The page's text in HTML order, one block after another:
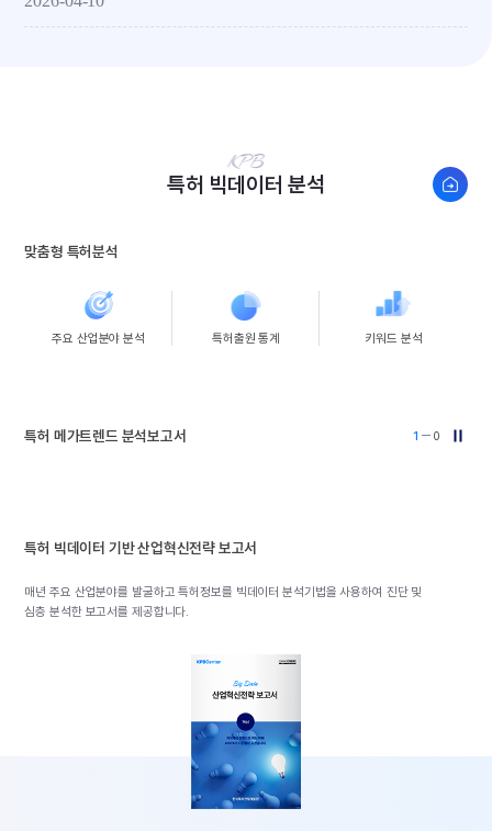
특허 빅데이터 분석 새창열
맞춤형 특허분석
주요 산업분야 분석 특허출원 통계 키워드 분석
특허 메가트렌드 분석보고서 1 0
특허 빅데이터 기반 산업혁신전략 보고서
매년 주요 산업분야를 발굴하고 특허정보를 빅데이터 분석기법을 사용하여 진단 및
심층 분석한 보고서를 제공합니다.